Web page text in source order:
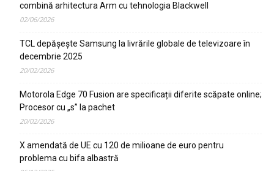
combină arhitectura Arm cu tehnologia Blackwell
02/06/2026
TCL depășește Samsung la livrările globale de televizoare în
decembrie 2025
20/02/2026
Motorola Edge 70 Fusion are specificații diferite scăpate online;
Procesor cu „s” la pachet
20/02/2026
X amendată de UE cu 120 de milioane de euro pentru
problema cu bifa albastră